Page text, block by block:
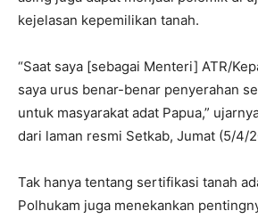
kejelasan kepemilikan tanah.
“Saat saya [sebagai Menteri] ATR/
saya urus benar-benar penyerahan
untuk masyarakat adat Papua,”
dari laman resmi Setkab, Jumat (5/4/
Tak hanya tentang sertifikasi tanah
Polhukam juga menekankan